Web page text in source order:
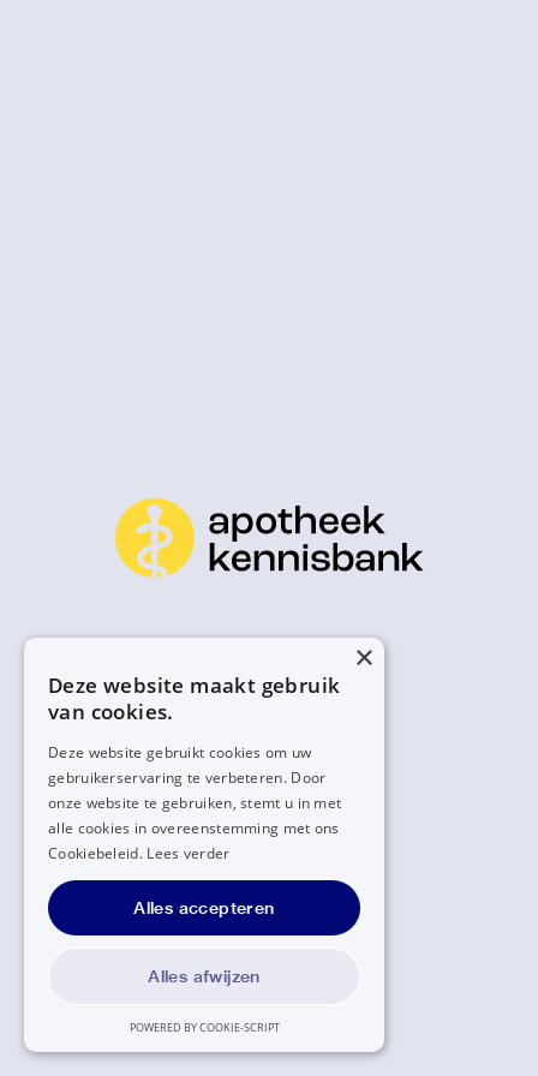
×
Deze website maakt gebruik
van cookies.
Deze website gebruikt cookies om uw
gebruikerservaring te verbeteren. Door
onze website te gebruiken, stemt u in met
alle cookies in overeenstemming met ons
Cookiebeleid. Lees verder
Alles accepteren
Alles afwijzen
POWERED BY COOKIE-SCRIPT